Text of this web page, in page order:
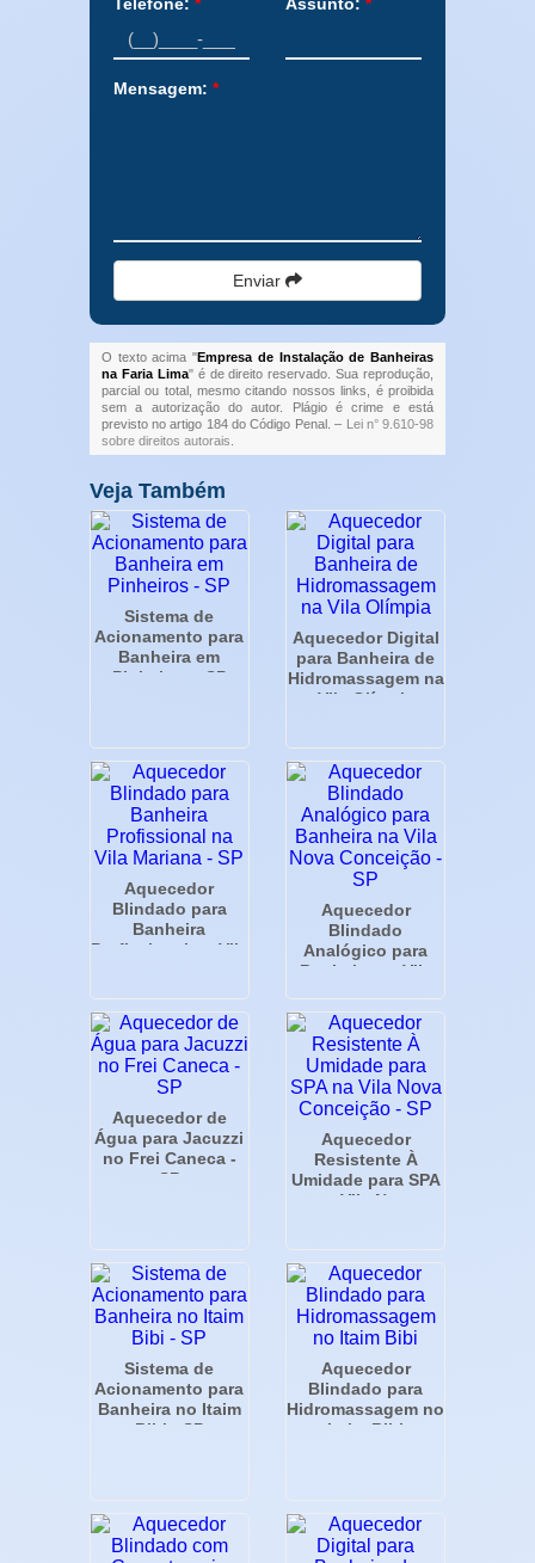
Telefone: * Assunto: *
Mensagem: *
Enviar
O texto acima "Empresa de Instalação de Banheiras
na Faria Lima" é de direito reservado. Sua reprodução,
parcial ou total, mesmo citando nossos links, é proibida
sem a autorização do autor. Plágio é crime e está
previsto no artigo 184 do Código Penal. –
Lei n° 9.610-98
sobre direitos autorais
Veja Também
Sistema de
Acionamento para
Banheira em
Pinheiros - SP
Aquecedor Digital
para Banheira de
Hidromassagem na
Vila Olímpia
Aquecedor
Blindado para
Banheira
Profissional na Vila
Aquecedor
Blindado
Analógico para
Banheira na Vila
SP
Aquecedor de
Água para Jacuzzi
no Frei Caneca -
SP
Aquecedor
Resistente À
Umidade para SPA
na Vila Nova
Sistema de
Acionamento para
Banheira no Itaim
Bibi - SP
Aquecedor
Blindado para
Hidromassagem no
Itaim Bibi